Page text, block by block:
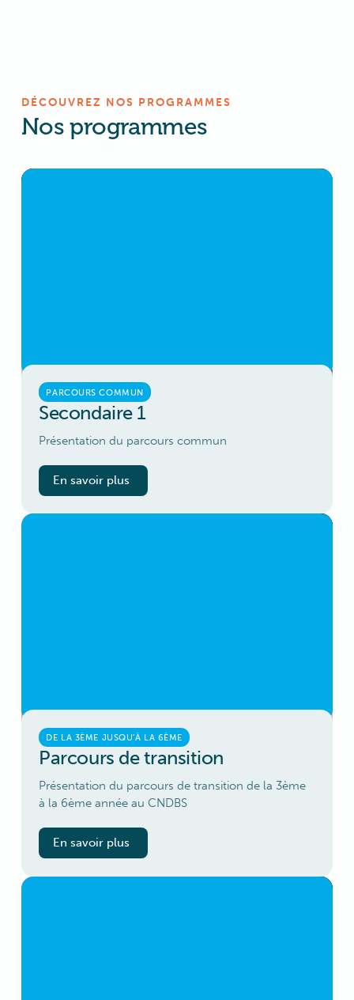
DÉCOUVREZ NOS PROGRAMMES
Nos programmes
PARCOURS COMMUN
Secondaire 1
Présentation du parcours commun
En savoir plus
DE LA 3ÈME JUSQU’À LA 6ÈME
Parcours de transition
Présentation du parcours de transition de la 3ème
à la 6ème année au CNDBS
En savoir plus